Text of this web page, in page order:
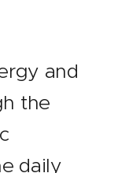
and
the
daily